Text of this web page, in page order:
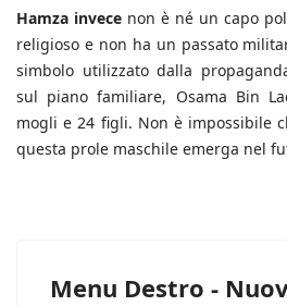
Hamza invece non è né un capo
religioso e non ha un passato
simbolo utilizzato dalla
sul piano familiare, Osama Bin
mogli e 24 figli. Non è impossibile
questa prole maschile emerga nel
Menu Destro -